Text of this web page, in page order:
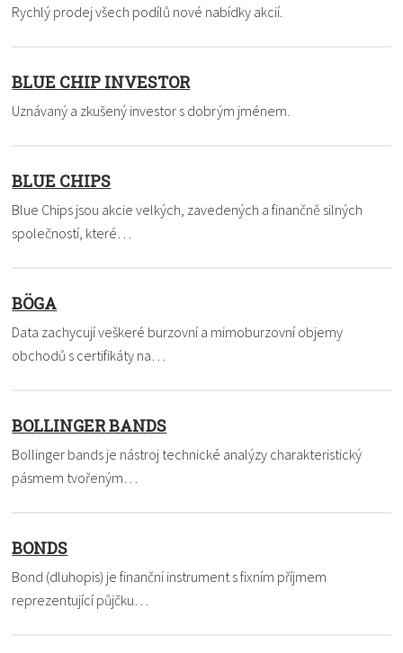
Rychlý prodej všech podílů nové nabídky akcií.
BLUE CHIP INVESTOR
Uznávaný a zkušený investor s dobrým jménem.
BLUE CHIPS
Blue Chips jsou akcie velkých, zavedených a finančně silných
společností, které…
BÖGA
Data zachycují veškeré burzovní a mimoburzovní objemy
obchodů s certifikáty na…
BOLLINGER BANDS
Bollinger bands je nástroj technické analýzy charakteristický
pásmem tvořeným…
BONDS
Bond (dluhopis) je finanční instrument s fixním příjmem
reprezentující půjčku…